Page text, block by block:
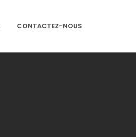
CONTACTEZ-NOUS